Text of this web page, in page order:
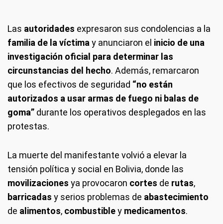
Las autoridades expresaron sus condolencias a la
familia de la víctima y anunciaron el inicio de una
investigación oficial para determinar las
circunstancias del hecho. Además, remarcaron
que los efectivos de seguridad “no están
autorizados a usar armas de fuego ni balas de
goma” durante los operativos desplegados en las
protestas.
La muerte del manifestante volvió a elevar la
tensión política y social en Bolivia, donde las
movilizaciones ya provocaron cortes de rutas,
barricadas y serios problemas de abastecimiento
de alimentos, combustibley medicamentos.